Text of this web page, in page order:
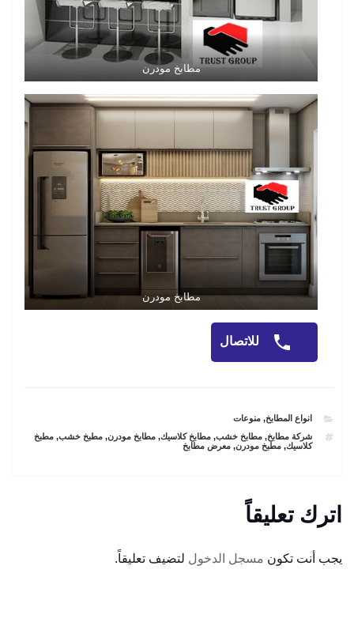
مطابخ مودرن
مطابخ مودرن
للاتصال
CATEGORIES
انواع المطابخ,منوعات
TAGS
شركة مطابخ,مطابخ خشب,مطابخ كلاسيك,مطابخ مودرن,مطبخ خشب,مطبخ
كلاسيك,مطبخ مودرن,معرض مطابخ
اترك تعليقاً
يجب أنت تكون مسجل الدخول لتضيف تعليقاً.